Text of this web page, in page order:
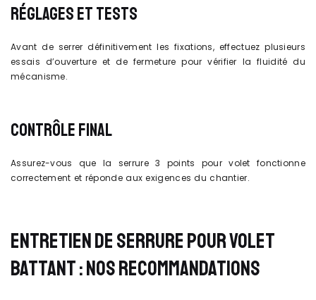
RÉGLAGES ET TESTS
Avant de serrer définitivement les fixations, effectuez plusieurs
essais d’ouverture et de fermeture pour vérifier la fluidité du
mécanisme.
CONTRÔLE FINAL
Assurez-vous que la serrure 3 points pour volet fonctionne
correctement et réponde aux exigences du chantier.
ENTRETIEN DE SERRURE POUR VOLET
BATTANT : NOS RECOMMANDATIONS